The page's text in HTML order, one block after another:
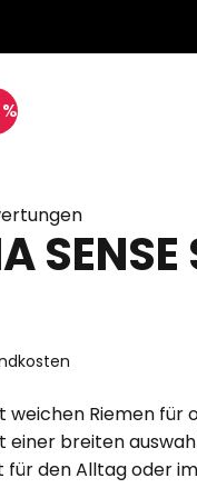
SENSE
weichen Riemen
einer breiten
den Alltag oder